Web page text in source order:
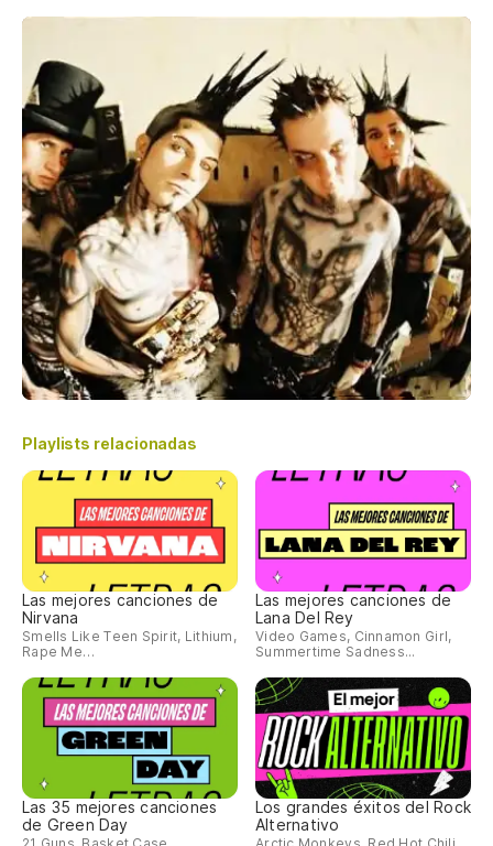
Playlists relacionadas
Las mejores canciones de
Nirvana
Smells Like Teen Spirit, Lithium,
Rape Me…
Las mejores canciones de
Lana Del Rey
Video Games, Cinnamon Girl,
Summertime Sadness...
Las 35 mejores canciones
de Green Day
Los grandes éxitos del Rock
Alternativo